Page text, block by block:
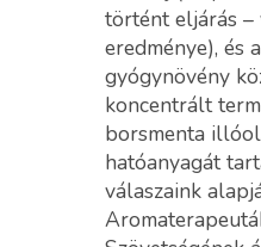
történt eljárás –
eredménye), és
gyógynövény
koncentrált
borsmenta
hatóanyagát
válaszaink